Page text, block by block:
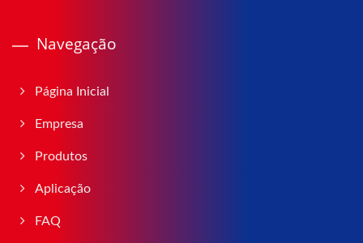
Navegação
Página Inicial
Empresa
Produtos
Aplicação
FAQ